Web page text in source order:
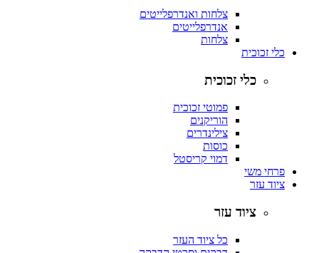
צלחות ואנדרפלייטים
אנדרפלייטים
צלחות
כלי זכוכית
כלי זכוכית
פמוטי זכוכית
הוריקנים
צילינדרים
כוסות
דמוי קריסטל
פרחי משי
ציוד עזר
ציוד עזר
כל ציוד העזר